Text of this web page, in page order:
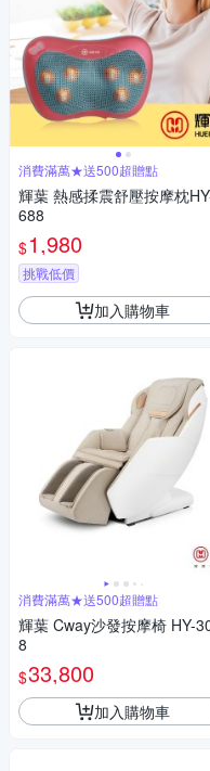
消費滿萬★送500超贈點
輝葉 熱感揉震舒壓按摩枕
688
$1,980
挑戰低價
加入購物車
消費滿萬★送500超贈點
輝葉 Cway沙發按摩椅 HY-
8
$33,800
加入購物車